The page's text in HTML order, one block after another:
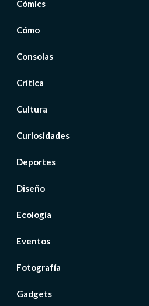
Cómics
Cómo
Consolas
Crítica
Cultura
Curiosidades
Deportes
Diseño
Ecología
Eventos
Fotografía
Gadgets